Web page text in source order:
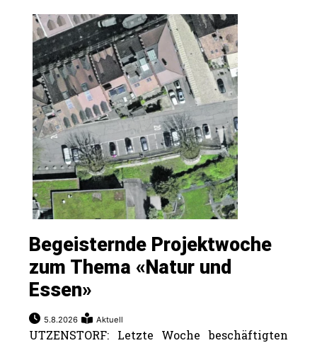
Begeisternde Projektwoche
zum Thema «Natur und
Essen»
5.8.2026 Aktuell
UTZENSTORF: Letzte Woche beschäftigten